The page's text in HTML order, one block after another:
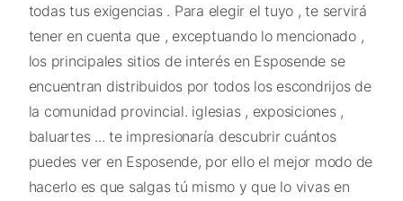
todas tus exigencias . Para elegir el tuyo , te servirá
tener en cuenta que , exceptuando lo mencionado ,
los principales sitios de interés en Esposende se
encuentran distribuidos por todos los escondrijos de
la comunidad provincial. iglesias , exposiciones ,
baluartes ... te impresionaría descubrir cuántos
puedes ver en Esposende, por ello el mejor modo de
hacerlo es que salgas tú mismo y que lo vivas en